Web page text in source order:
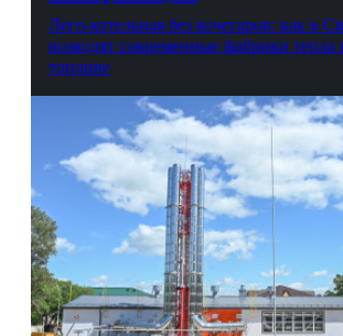
Лего-котельная без кочегаров: как в
возводят современные фабрики тепла
топливе